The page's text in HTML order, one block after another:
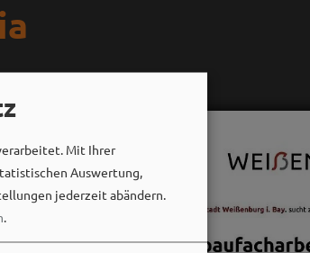
Mit Ihrer
Auswertung,
jederzeit abändern.
.